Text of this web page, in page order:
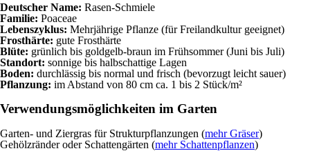
Deutscher Name: Rasen-Schmiele
Familie: Poaceae
Lebenszyklus: Mehrjährige Pflanze (für Freilandkultur geeignet)
Frosthärte: gute Frosthärte
Blüte: grünlich bis goldgelb-braun im Frühsommer (Juni bis Juli)
Standort: sonnige bis halbschattige Lagen
Boden: durchlässig bis normal und frisch (bevorzugt leicht sauer)
Pflanzung: im Abstand von 80 cm ca. 1 bis 2 Stück/m²
Verwendungsmöglichkeiten im Garten
Garten- und Ziergras für Strukturpflanzungen (mehr Gräser)
Gehölzränder oder Schattengärten (mehr Schattenpflanzen)